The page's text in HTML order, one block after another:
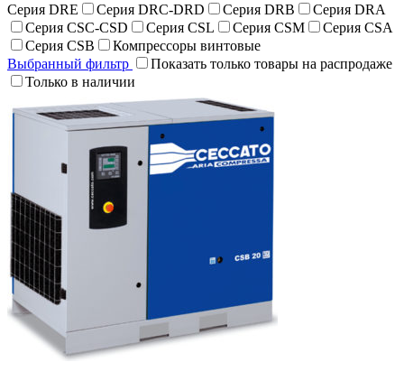
Серия DRE
Серия DRC-DRD Серия DRB
Серия DRA
Серия CSC-CSD
Серия CSL Серия CSM
Серия CSA
Серия CSB
Компрессоры винтовые
Выбранный фильтр
Показать только товары на распродаже
Только в наличии